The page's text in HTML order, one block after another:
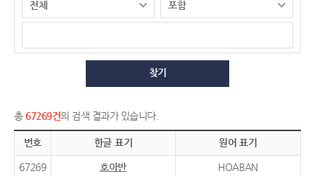
찾기
총 67269건의 검색 결과가 있습니다.
번호 한글 표기 원어 표기
67269 호아반 HOABAN